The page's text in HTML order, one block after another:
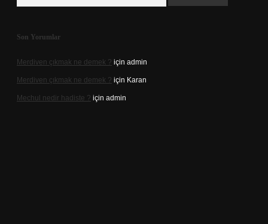
Son Yorumlar
Merdiven çıkmak ne demek ? için admin
Merdiven çıkmak ne demek ? için Karan
Mechul nedir hadiste ? için admin